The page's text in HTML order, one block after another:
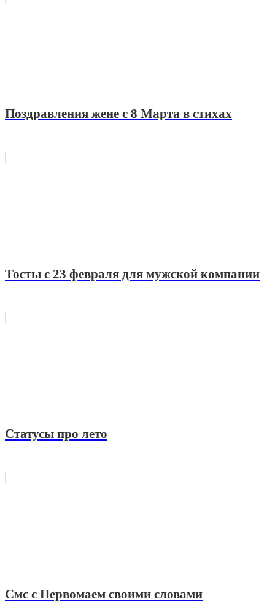
Поздравления жене с 8 Марта в стихах
Тосты с 23 февраля для мужской компании
Статусы про лето
Смс с Первомаем своими словами